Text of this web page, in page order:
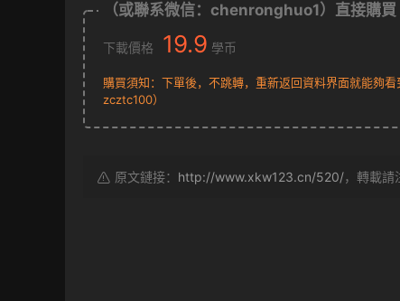
（或聯系微信：chenronghuo1）直接購買
下載價格 19.9 學币
購買須知：下單後，不跳轉，重新返回資料界面就能夠
zcztc100）
原文鏈接： http://www.xkw123.cn/520/，轉載請